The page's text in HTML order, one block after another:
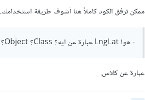
ممكن ترفق الكود كاملاً هنا أشوف طريقة استخدامك.
- هوا LngLat عبارة عن ايه؟ Class؟ Object؟ Array؟
عبارة عن كلاس.